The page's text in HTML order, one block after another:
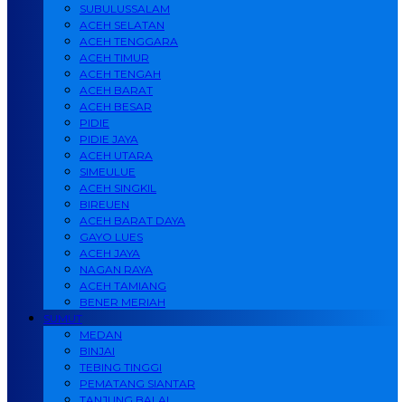
SUBULUSSALAM
ACEH SELATAN
ACEH TENGGARA
ACEH TIMUR
ACEH TENGAH
ACEH BARAT
ACEH BESAR
PIDIE
PIDIE JAYA
ACEH UTARA
SIMEULUE
ACEH SINGKIL
BIREUEN
ACEH BARAT DAYA
GAYO LUES
ACEH JAYA
NAGAN RAYA
ACEH TAMIANG
BENER MERIAH
SUMUT
MEDAN
BINJAI
TEBING TINGGI
PEMATANG SIANTAR